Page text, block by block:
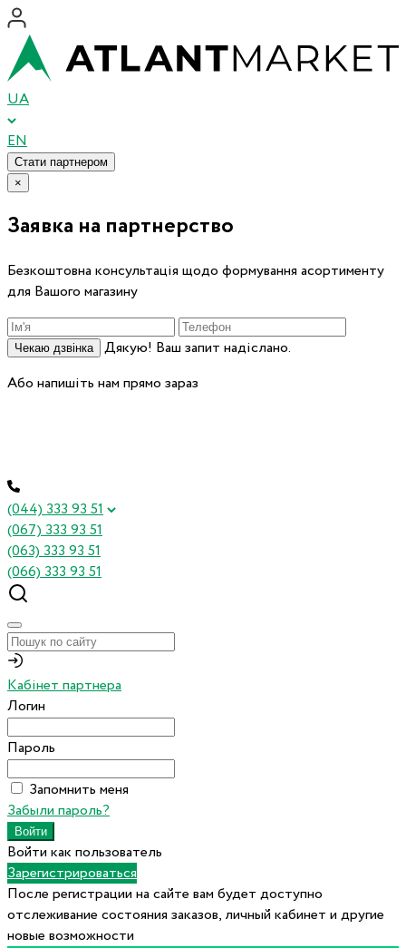
UA
EN
Стати партнером
×
Заявка на партнерство
Безкоштовна консультація щодо формування асортименту
для Вашого магазину
Чекаю дзвінка
Дякую! Ваш запит надіслано.
Або напишіть нам прямо зараз
(044) 333 93 51
(067) 333 93 51
(063) 333 93 51
(066) 333 93 51
Кабінет партнера
Логин
Пароль
Запомнить меня
Забыли пароль?
Войти как пользователь
Зарегистрироваться
После регистрации на сайте вам будет доступно
отслеживание состояния заказов, личный кабинет и другие
новые возможности